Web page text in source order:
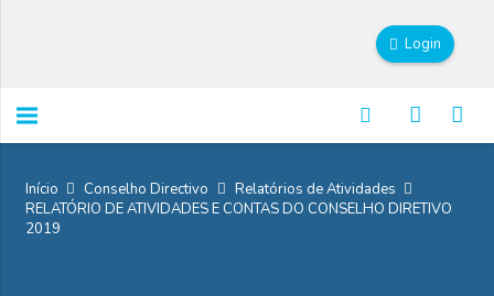
Login
Início Conselho Directivo
Relatórios de Atividades
RELATÓRIO DE ATIVIDADES E CONTAS DO CONSELHO DIRETIVO
2019